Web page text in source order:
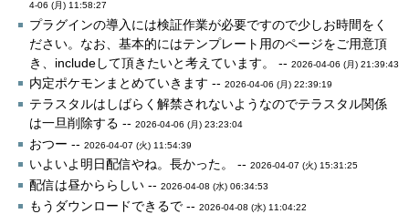
4-06 (月) 11:58:27
プラグインの導入には検証作業が必要ですので少しお時間をく
ださい。なお、基本的にはテンプレート用のページをご用意頂
き、includeして頂きたいと考えています。 --2026-04-06 (月) 21:39:43
内定ポケモンまとめていきます --2026-04-06 (月) 22:39:19
テラスタルはしばらく解禁されないようなのでテラスタル関係
は一旦削除する --2026-04-06 (月) 23:23:04
おつー --2026-04-07 (火) 11:54:39
いよいよ明日配信やね。長かった。 --2026-04-07 (火) 15:31:25
配信は昼かららしい --2026-04-08 (水) 06:34:53
もうダウンロードできるで --2026-04-08 (水) 11:04:22